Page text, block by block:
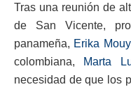
Tras una reunión de
de San Vicente,
panameña, Erika
colombiana, Marta
necesidad de que los